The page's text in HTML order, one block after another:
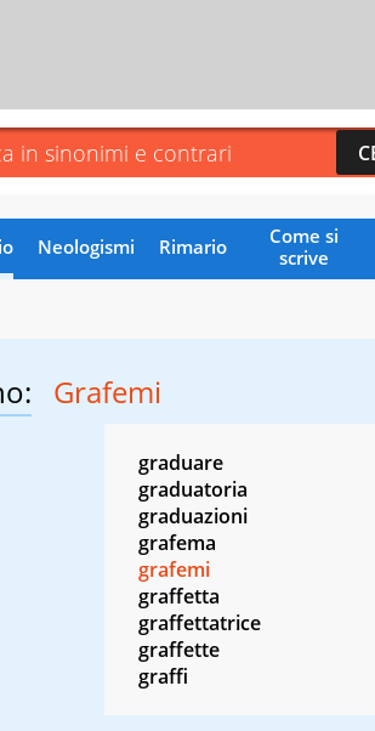
Neologismi Rimario
Come si
scrive
Grafemi
graduare
graduatoria
graduazioni
grafema
grafemi
graffetta
graffettatrice
graffette
graffi